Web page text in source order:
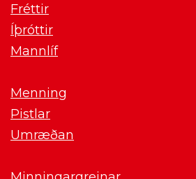
Fréttir
Íþróttir
Mannlíf
Menning
Pistlar
Umræðan